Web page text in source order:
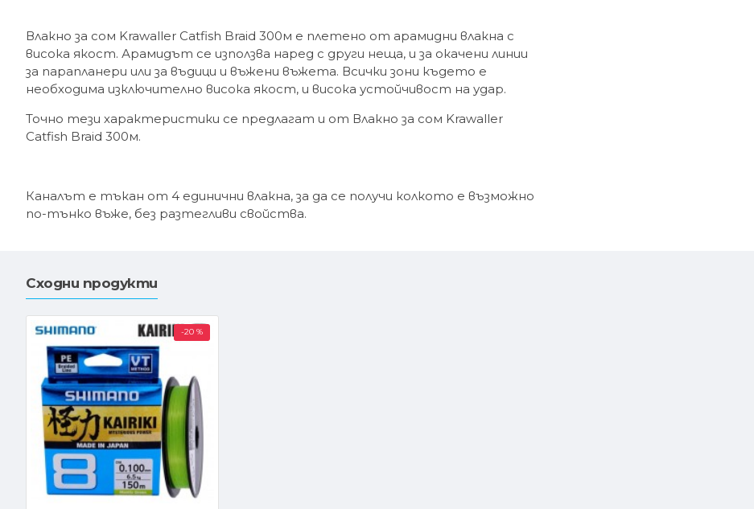
Влакно за сом Krawaller Catfish Braid 300м е плетено от арамидни влакна с
висока якост. Арамидът се използва наред с други неща, и за окачени линии
за парапланери или за въдици и въжени въжета. Всички зони където е
необходима изключително висока якост, и висока устойчивост на удар.
Точно тези характеристики се предлагат и от Влакно за сом Krawaller
Catfish Braid 300м.
Каналът е тъкан от 4 единични влакна, за да се получи колкото е възможно
по-тънко въже, без разтегливи свойства.
Сходни продукти
-20 %